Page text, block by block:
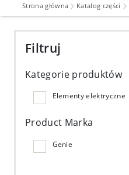
Strona główna Katalog części
Filtruj
Kategorie produktów
Elementy elektryczne
Product Marka
Genie